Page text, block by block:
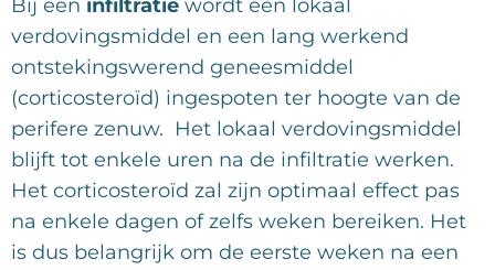
Bij een infiltratie wordt een lokaal
verdovingsmiddel en een lang werkend
ontstekingswerend geneesmiddel
(corticosteroïd) ingespoten ter hoogte van de
perifere zenuw. Het lokaal verdovingsmiddel
blijft tot enkele uren na de infiltratie werken.
Het corticosteroïd zal zijn optimaal effect pas
na enkele dagen of zelfs weken bereiken. Het
is dus belangrijk om de eerste weken na een